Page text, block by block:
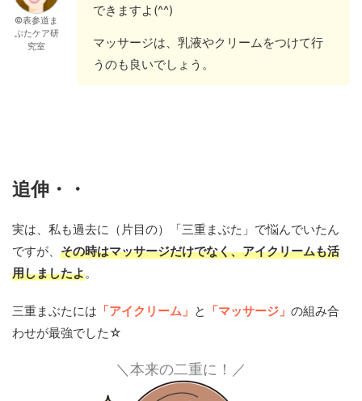
©表参道ま
ぶたケア研
究室
できますよ(^^)
マッサージは、乳液やクリームをつけて行
うのも良いでしょう。
追伸・・
実は、私も過去に（片目の）「三重まぶた」で悩んでいたん
ですが、 その時はマッサージだけでなく、アイクリームも活
用しましたよ。
三重まぶたには 「アイクリーム」 と 「マッサージ」 の組み合
わせが最強でした☆
＼本来の二重に！／